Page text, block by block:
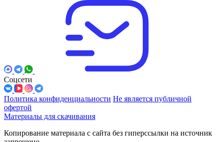
Соцсети
Политика конфиденциальности Не является публичной
офертой
Материалы для скачивания
Копирование материала с сайта без гиперссылки на источник